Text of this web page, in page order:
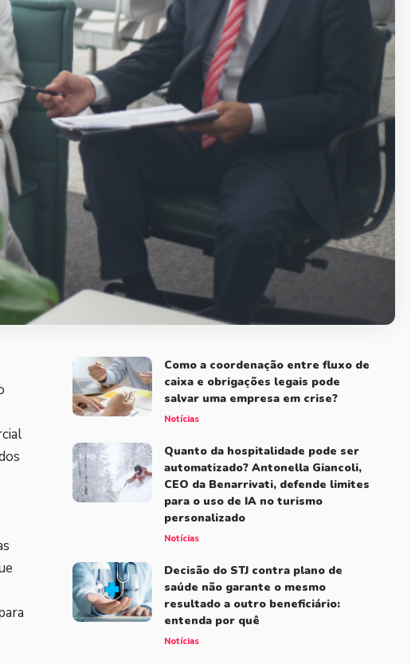
Como a coordenação entre fluxo de
caixa e obrigações legais pode
salvar uma empresa em crise?
Notícias
Quanto da hospitalidade pode ser
automatizado? Antonella Giancoli,
CEO da Benarrivati, defende limites
para o uso de IA no turismo
personalizado
Notícias
Decisão do STJ contra plano de
saúde não garante o mesmo
resultado a outro beneficiário:
entenda por quê
Notícias